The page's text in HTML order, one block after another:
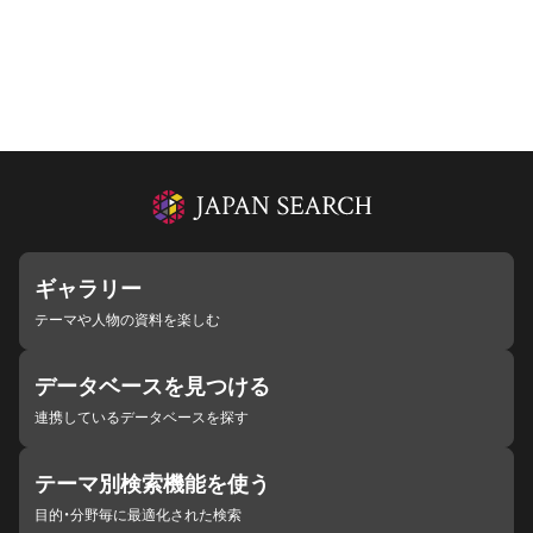
ギャラリー
テーマや人物の資料を楽しむ
データベースを見つける
連携しているデータベースを探す
テーマ別検索機能を使う
目的・分野毎に最適化された検索